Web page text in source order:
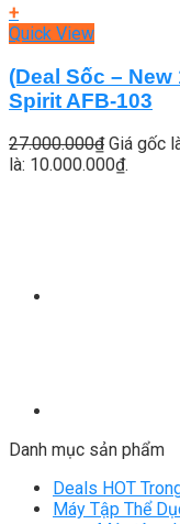
+
Quick View
(Deal Sốc –
Spirit AFB-103
27.000.000₫ Giá gốc
là: 10.000.000₫.
Danh mục sản phẩm
Deals HOT
Máy Tập Thể